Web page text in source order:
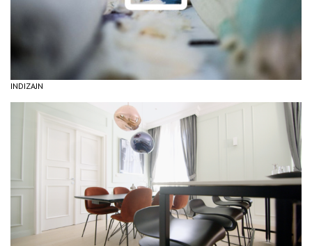
INDIZAJN